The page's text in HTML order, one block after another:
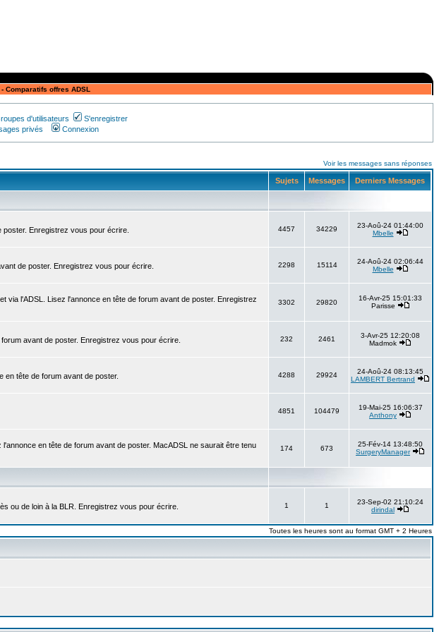
Comparatifs offres ADSL
d'utilisateurs
S'enregistrer
privés Connexion
Voir les messages sans réponses
Sujets Messages Derniers Messages
Enregistrez vous pour écrire. 4457 34229
23-Aoû-24 01:44:00
Mbelle
de poster. Enregistrez vous pour écrire. 2298 15114
24-Aoû-24 02:06:44
Mbelle
l'ADSL. Lisez l'annonce en tête de forum avant de poster. Enregistrez
3302 29820
16-Avr-25 15:01:33
Parisse
avant de poster. Enregistrez vous pour écrire. 232 2461
3-Avr-25 12:20:08
Madmok
en tête de forum avant de poster. 4288 29924
24-Aoû-24 08:13:45
LAMBERT Bertrand
4851 104479
19-Mai-25 16:06:37
Anthony
en tête de forum avant de poster. MacADSL ne saurait être tenu
174 673
25-Fév-14 13:48:50
SurgeryManager
ou de loin à la BLR. Enregistrez vous pour écrire. 1 1
23-Sep-02 21:10:24
dirindal
Toutes les heures sont au format GMT + 2 Heures